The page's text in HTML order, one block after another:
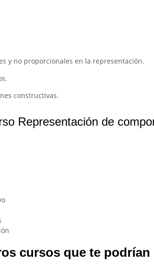
y no proporcionales en la representación.
constructivas.
Representación de
cursos que te podrían